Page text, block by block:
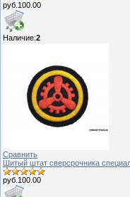
руб.100.00
Наличие:2
Сравнить
Шитый штат сверсрочника
руб.100.00